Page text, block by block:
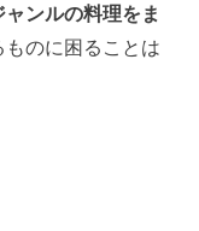
ンルの料理をま
のに困ることは